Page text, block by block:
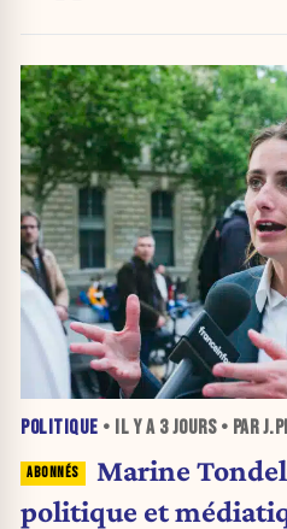
POLITIQUE • IL Y A 3 JOURS• PAR
Marine
politique et